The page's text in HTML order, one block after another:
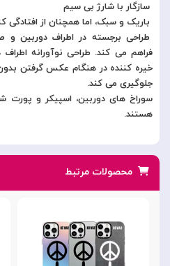
سازگار با شارژ بی سیم
باریک و سبک، اما همچنان از
طراحی برجسته در اطراف دوربین
فراهم می کند. طراحی نوآورانه
خیره کننده در هنگام عکس گرفتن
جلوگیری می کند.
سوراخ های دوربین، اسپیکر و پورت
هستند.
محصولات مرتبط